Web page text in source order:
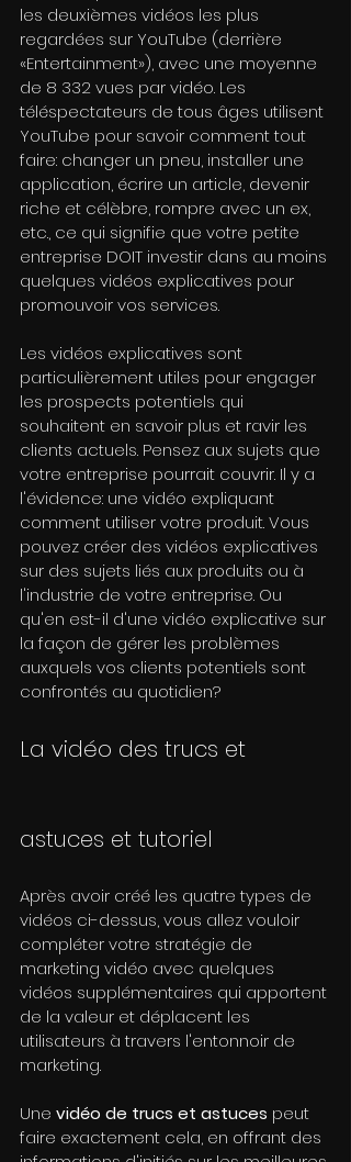
les deuxièmes vidéos les plus
regardées sur YouTube (derrière
«Entertainment»), avec une moyenne
de 8 332 vues par vidéo. Les
téléspectateurs de tous âges utilisent
YouTube pour savoir comment tout
faire: changer un pneu, installer une
application, écrire un article, devenir
riche et célèbre, rompre avec un ex,
etc., ce qui signifie que votre petite
entreprise DOIT investir dans au moins
quelques vidéos explicatives pour
promouvoir vos services.
Les vidéos explicatives sont
particulièrement utiles pour engager
les prospects potentiels qui
souhaitent en savoir plus et ravir les
clients actuels. Pensez aux sujets que
votre entreprise pourrait couvrir. Il y a
l'évidence: une vidéo expliquant
comment utiliser votre produit. Vous
pouvez créer des vidéos explicatives
sur des sujets liés aux produits ou à
l'industrie de votre entreprise. Ou
qu'en est-il d'une vidéo explicative sur
la façon de gérer les problèmes
auxquels vos clients potentiels sont
confrontés au quotidien?
La vidéo des trucs et
astuces et tutoriel
Après avoir créé les quatre types de
vidéos ci-dessus, vous allez vouloir
compléter votre stratégie de
marketing vidéo avec quelques
vidéos supplémentaires qui apportent
de la valeur et déplacent les
utilisateurs à travers l'entonnoir de
marketing.
Une vidéo de trucs et astuces peut
faire exactement cela, en offrant des